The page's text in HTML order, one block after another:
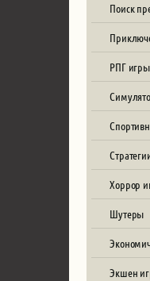
Поиск
РПГ игры
Хоррор
Шутеры
Экшен